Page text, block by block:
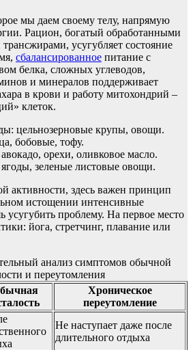
мы даем своему телу, напрямую
Рацион, богатый обработанными
усугубляет состояние
сбалансированное питание с
белка, сложных углеводов,
и минералов поддерживает
в крови и работу митохондрий –
клеток.
цельнозерновые крупы, овощи.
бобовые, тофу.
орехи, оливковое масло.
зеленые листовые овощи.
активности, здесь важен принцип
истощении интенсивные
усугубить проблему. На первое место
йога, стретчинг, плавание или
анализ симптомов обычной
и переутомления
Хроническое
переутомление
Не наступает даже после
длительного отдыха